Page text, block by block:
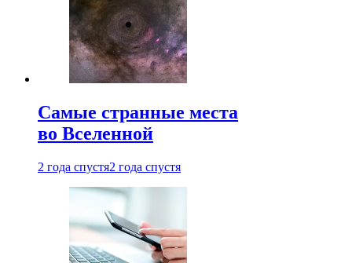
Самые странные места
во Вселенной
2 года спустя2 года спустя